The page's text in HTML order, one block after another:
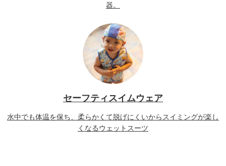
器。
セーフティスイムウェア
水中でも体温を保ち、柔らかくて脱げにくいからスイミングが楽し
くなるウェットスーツ